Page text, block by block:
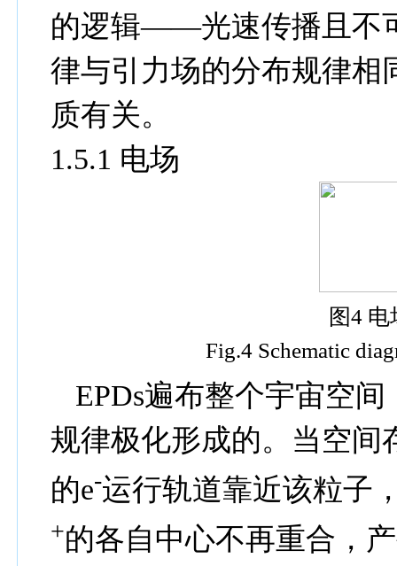
的逻辑——光速传播且不
律与引力场的分布规律相
质有关。
1.5.1 电场
图4 电
Fig.4 Schematic
EPDs遍布整个宇宙空
规律极化形成的。当空间
的e-运行轨道靠近该粒子
+的各自中心不再重合，